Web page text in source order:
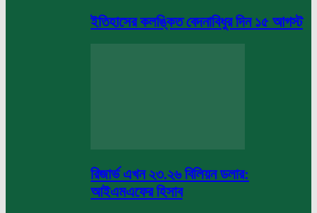
ইতিহাসের কলঙ্কিত বেদনাবিধুর দিন ১৫ আগস্ট
রিজার্ভ এখন ২৩.২৬ বিলিয়ন ডলার:
আইএমএফের হিসাব